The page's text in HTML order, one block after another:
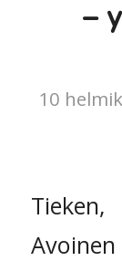
–
10